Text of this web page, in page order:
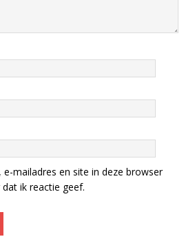
mailadres en site in deze browser
ik reactie geef.